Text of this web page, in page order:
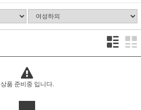
상품 준비중 입니다.